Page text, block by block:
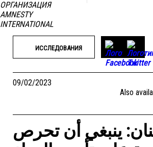
ИССЛЕДОВАНИЯ
09/02/2023
Also
ينبغي أن تحرص